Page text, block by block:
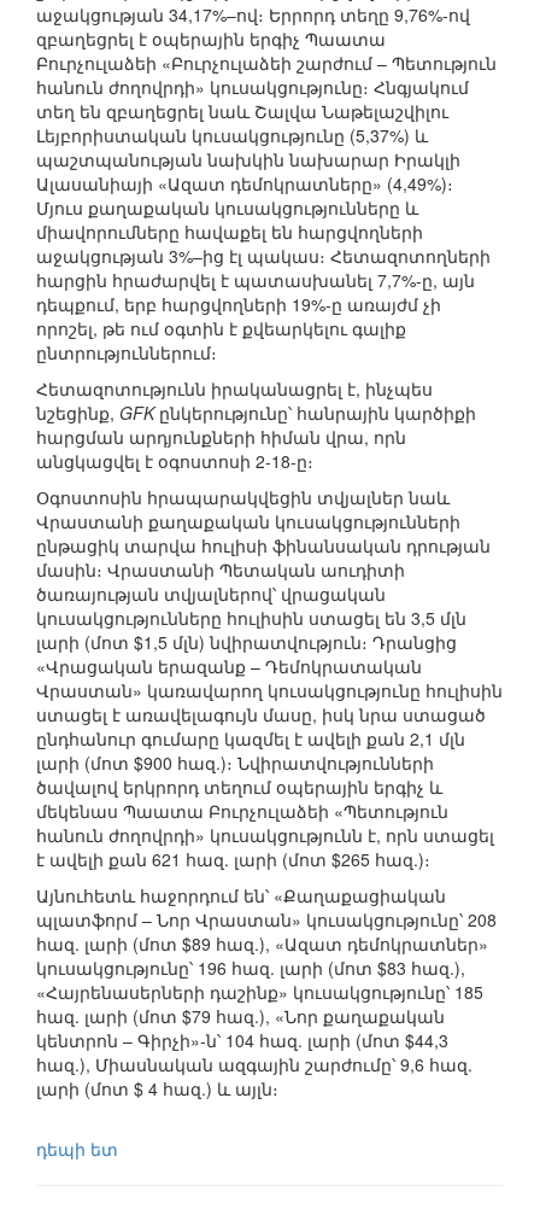
աջակցության 34,17%–ով։ Երրորդ տեղը 9,76%-ով
զբաղեցրել է օպերային երգիչ Պաատա
Բուրչուլաձեի «Բուրչուլաձեի շարժում – Պետություն
հանուն ժողովրդի» կուսակցությունը։ Հնգյակում
տեղ են զբաղեցրել նաև Շալվա Նաթելաշվիլու
Լեյբորիստական կուսակցությունը (5,37%) և
պաշտպանության նախկին նախարար Իրակլի
Ալասանիայի «Ազատ դեմոկրատները» (4,49%)։
Մյուս քաղաքական կուսակցությունները և
միավորումները հավաքել են հարցվողների
աջակցության 3%–ից էլ պակաս։ Հետազոտողների
հարցին հրաժարվել է պատասխանել 7,7%-ը, այն
դեպքում, երբ հարցվողների 19%-ը առայժմ չի
որոշել, թե ում օգտին է քվեարկելու գալիք
ընտրություններում։
Հետազոտությունն իրականացրել է, ինչպես
նշեցինք, GFKընկերությունը՝ հանրային կարծիքի
հարցման արդյունքների հիման վրա, որն
անցկացվել է օգոստոսի 2-18-ը։
Օգոստոսին հրապարակվեցին տվյալներ նաև
Վրաստանի քաղաքական կուսակցությունների
ընթացիկ տարվա հուլիսի ֆինանսական դրության
մասին։ Վրաստանի Պետական աուդիտի
ծառայության տվյալներով՝ վրացական
կուսակցությունները հուլիսին ստացել են 3,5 մլն
լարի (մոտ $1,5 մլն) նվիրատվություն։ Դրանցից
«Վրացական երազանք – Դեմոկրատական
Վրաստան» կառավարող կուսակցությունը հուլիսին
ստացել է առավելագույն մասը, իսկ նրա ստացած
ընդհանուր գումարը կազմել է ավելի քան 2,1 մլն
լարի (մոտ $900 հազ.)։ Նվիրատվությունների
ծավալով երկրորդ տեղում օպերային երգիչ և
մեկենաս Պաատա Բուրչուլաձեի «Պետություն
հանուն ժողովրդի» կուսակցությունն է, որն ստացել
է ավելի քան 621 հազ. լարի (մոտ $265 հազ.)։
Այնուհետև հաջորդում են՝ «Քաղաքացիական
պլատֆորմ – Նոր Վրաստան» կուսակցությունը՝ 208
հազ. լարի (մոտ $89 հազ.), «Ազատ դեմոկրատներ»
կուսակցությունը՝ 196 հազ. լարի (մոտ $83 հազ.),
«Հայրենասերների դաշինք» կուսակցությունը՝ 185
հազ. լարի (մոտ $79 հազ.), «Նոր քաղաքական
կենտրոն – Գիրչի»-ն՝ 104 հազ. լարի (մոտ $44,3
հազ.), Միասնական ազգային շարժումը՝ 9,6 հազ.
լարի (մոտ $ 4 հազ.) և այլն։
դեպի ետ